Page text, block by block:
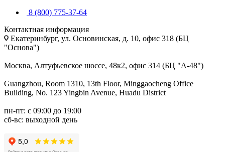
8 (800) 775-37-64
Контактная информация
Екатеринбург, ул. Основинская, д. 10, офис 318 (БЦ
"Основа")
Москва, Алтуфьевское шоссе, 48к2, офис 314 (БЦ "А-48")
Guangzhou, Room 1310, 13th Floor, Minggaocheng Office
Building, No. 123 Yingbin Avenue, Huadu District
пн-пт: с 09:00 до 19:00
сб-вс: выходной день